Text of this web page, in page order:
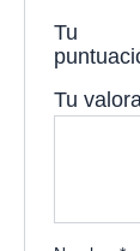
Tu
Tu